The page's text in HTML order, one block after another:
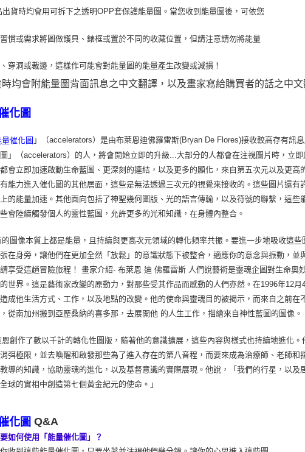
貨時均會用可拆下之透明OPP套保護能量圖。當您收到能量圖後，可依您
慣或需求將圖做護貝、錶框或置於不同的收藏位置，但請注意請勿將能量
穿洞或裁邊，這樣作可能會對能量圖的能量產生改變或減損！
均會附能量圖背面訊息之中文翻譯，以及畫家寫給購買者的話之中文
化圖
量催化圖 」（accelerators）是由布萊恩迪佛羅雷斯(Bryan De Flores)接收較高存有訊
」（accelerators）的人，將會開始立即的升級...大部分的人都會在注視圖片時，立
會立即加速啟動生命藍圖、更深刻的連結，以及更多的顯化，來自第五次元以及更
能力進入催化圖的其他層面，這些是無法透過三次元的視覺來接收的。這些圖片還
的能量加速。其他面向包括了神聖幾何圖版、光的語言傳輸，以及符號的聯繫，這
會陸續觸發個人的靈性藍圖，允許更多的光和知識，在身體內整合。
像本質上都是能量，且持續與更高次元領域的轉化頻率共振。要進一步地吸收這些
在身旁，讓他們在更加全然「放鬆」的意識狀態下被整合，適應你的意念與振動，
享受這趟冒險旅程！ 畫家介紹- 布萊恩 迪 佛羅雷斯 人們說藝術是靈魂企圖對生命奧
世界。這是藝術家改變的原動力，對那些受其作品而感動的人們亦然。在1996年12
成他生活方式、工作，以及地點的改變。他的使命與靈魂目的被揭示，而來自之前在
從南加州搬到亞歷桑納的喜多那，去展開他 的人生工作，描繪來自神性藍圖的圖像。
作了數以千計的轉化性圖版，隨著他的意識擴展，這些內容與樣式也持續地進化。
弭極限，並去喚醒和啟發那些為了進入存在的第八音程，而要來成為治療師、老師
導的知識，協助靈魂的進化，以及基督意識的實際展現。他說，「我們的行星，以
球的實相中創造第七個黃金紀元的使命。」
化圖 Q&A
如何使用「能量催化圖」？